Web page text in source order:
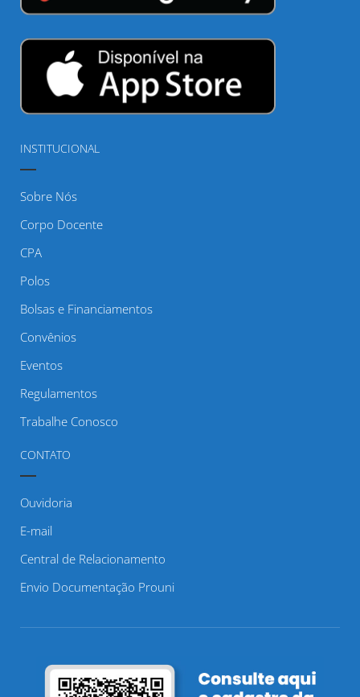
INSTITUCIONAL
Sobre Nós
Corpo Docente
CPA
Polos
Bolsas e Financiamentos
Convênios
Eventos
Regulamentos
Trabalhe Conosco
CONTATO
Ouvidoria
E-mail
Central de Relacionamento
Envio Documentação Prouni